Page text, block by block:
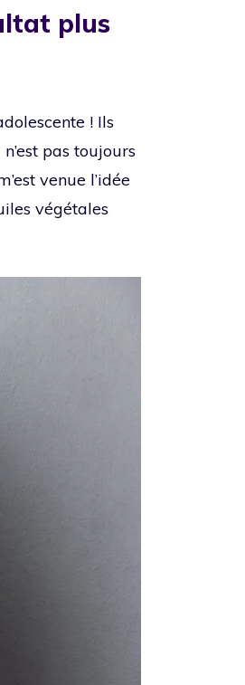
plus
! Ils
pas toujours
venue l’idée
végétales